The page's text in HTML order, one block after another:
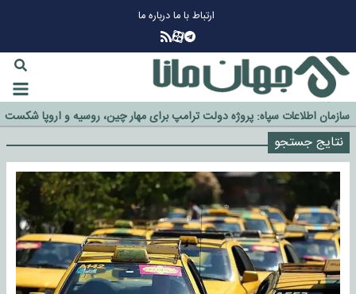
ارتباط با مادرباره ما
گزینه جدایی اوسمار روی میز مدیران پرسپولیس
آیا رئیس جمهور آمریکا قانون را دور می‌زند؟
اخراج رسمی چهره نامدار از پرسپولیس
سازمان اطلاعات سپاه: پروژه دولت ترامپ برای مهار چین، روسیه و اروپا شکست
خورد
نتایج جستجو